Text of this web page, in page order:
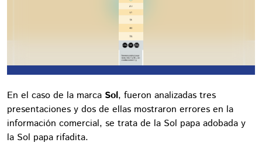
En el caso de la marca Sol, fueron analizadas tres
presentaciones y dos de ellas mostraron errores en la
información comercial, se trata de la Sol papa adobada y
la Sol papa rifadita.